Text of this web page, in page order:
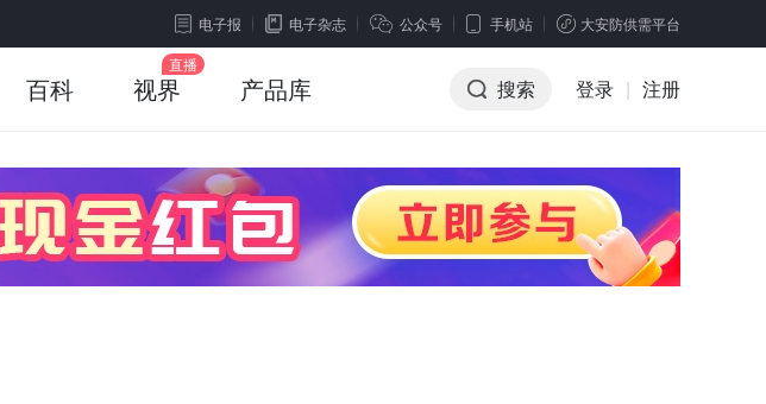
电子报 电子杂志 公众号 手机站 大安防供需平台
百科 视界 产品库 搜索 登录 | 注册